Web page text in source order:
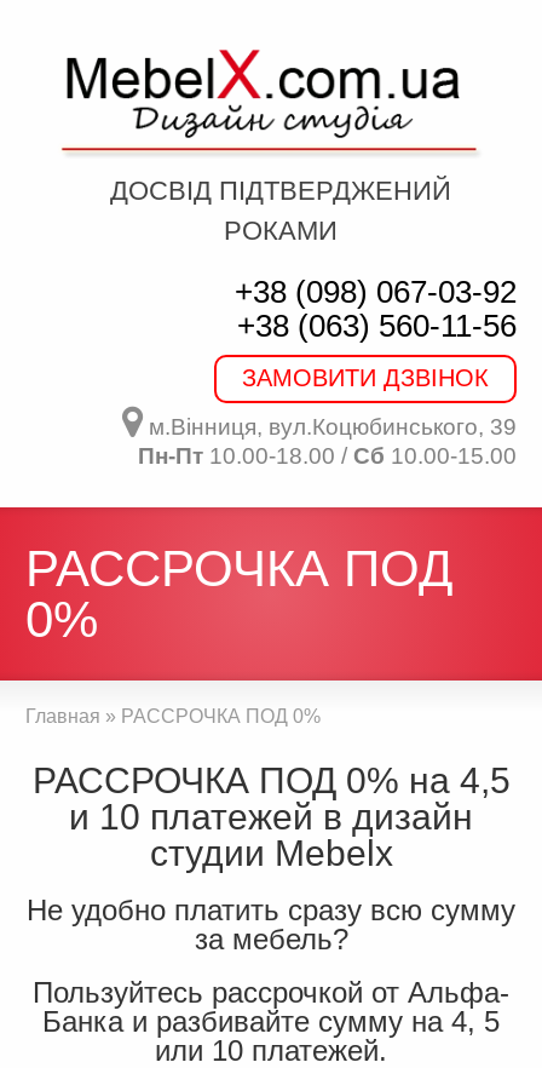
ДОСВІД ПІДТВЕРДЖЕНИЙ
РОКАМИ
+38 (098) 067-03-92
+38 (063) 560-11-56
ЗАМОВИТИ ДЗВІНОК
м.Вінниця, вул.Коцюбинського, 39
Пн-Пт10.00-18.00 / Сб 10.00-15.00
РАССРОЧКА ПОД
0%
Главная » РАССРОЧКА ПОД 0%
РАССРОЧКА ПОД 0% на 4,5
и 10 платежей в дизайн
студии Mebelx
Не удобно платить сразу всю сумму
за мебель?
Пользуйтесь рассрочкой от Альфа-
Банка и разбивайте сумму на 4, 5
или 10 платежей.